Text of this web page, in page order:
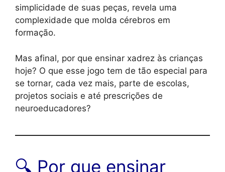
simplicidade de suas peças, revela uma
complexidade que molda cérebros em
formação.
Mas afinal, por que ensinar xadrez às crianças
hoje? O que esse jogo tem de tão especial para
se tornar, cada vez mais, parte de escolas,
projetos sociais e até prescrições de
neuroeducadores?
🔍 Por que ensinar